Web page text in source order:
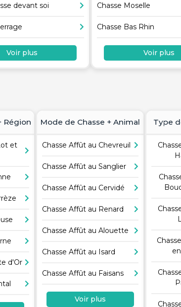
devant soi
Voir plus
Chasse Moselle
Chasse Bas Rhin
Voir plus
Région
et
d'Or
Mode de Chasse + Animal
Chasse Affût au Chevreuil
Chasse Affût au Sanglier
Chasse Affût au Cervidé
Chasse Affût au Renard
Chasse Affût au Alouette
Chasse Affût au Isard
Chasse Affût au Faisans
Voir plus
Type